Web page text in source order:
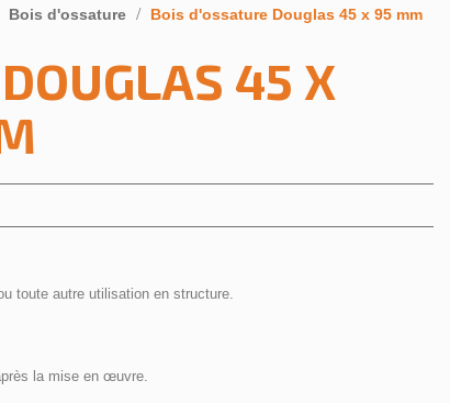
Bois d'ossature Bois d'ossature Douglas 45 x 95 mm
45 X
toute autre utilisation en structure.
la mise en œuvre.